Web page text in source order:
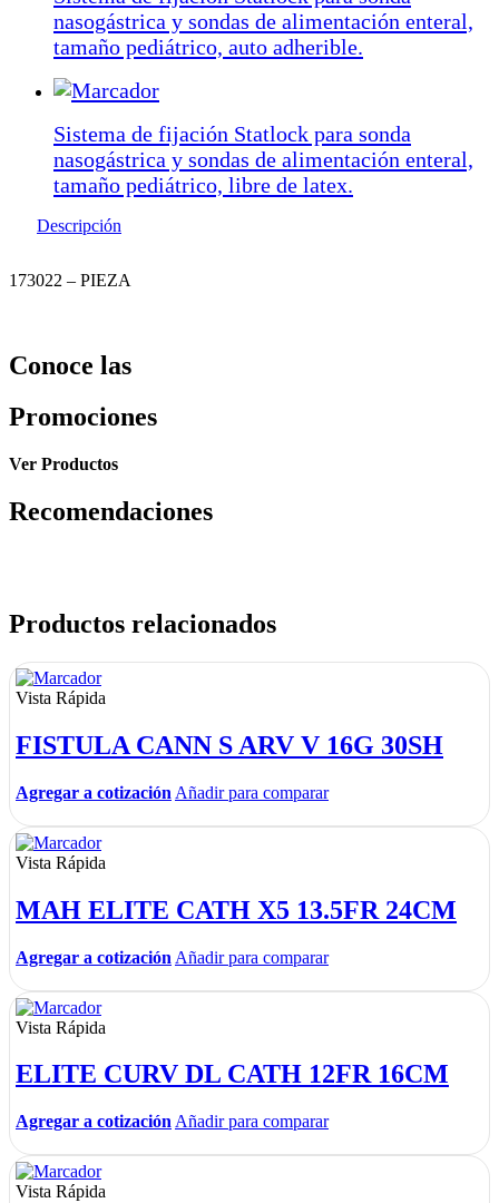
nasogástrica y sondas de alimentación enteral,
tamaño pediátrico, auto adherible.
Sistema de fijación Statlock para sonda
nasogástrica y sondas de alimentación enteral,
tamaño pediátrico, libre de latex.
Descripción
173022 – PIEZA
Conoce las
Promociones
Ver Productos
Recomendaciones
Productos relacionados
Vista Rápida
FISTULA CANN S ARV V 16G 30SH
Agregar a cotización Añadir para comparar
Vista Rápida
MAH ELITE CATH X5 13.5FR 24CM
Agregar a cotización Añadir para comparar
Vista Rápida
ELITE CURV DL CATH 12FR 16CM
Agregar a cotización Añadir para comparar
Vista Rápida